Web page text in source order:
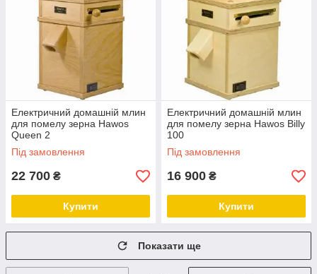
Електричний домашній млин
для помелу зерна Hawos
Queen 2
Під замовлення
22 700 ₴
Купити
Електричний домашній млин
для помелу зерна Hawos Billy
100
Під замовлення
16 900 ₴
Купити
Показати ще